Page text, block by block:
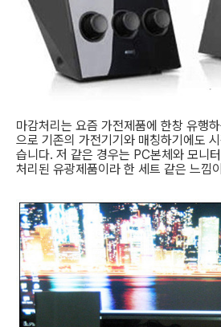
마감처리는 요즘 가전제품에 한창 유행
으로 기존의 가전기기와 매칭하기에도
습니다. 저 같은 경우는 PC본체와 모니
처리된 유광제품이라 한 세트 같은 느낌